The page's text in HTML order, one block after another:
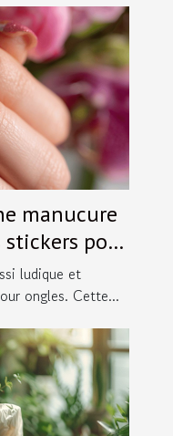
manucure
pour
ludique et
ongles. Cette...